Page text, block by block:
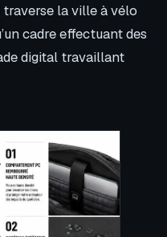
traverse la ville à vélo
cadre effectuant des
digital travaillant